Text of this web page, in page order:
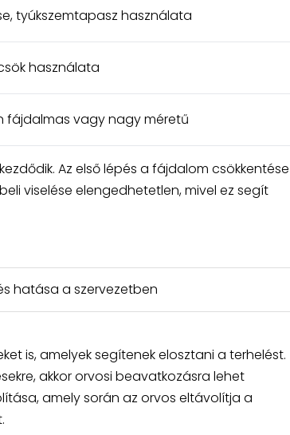
tyúkszemtapasz használata
használata
fájdalmas vagy nagy méretű
Az első lépés a fájdalom csökkentése
viselése elengedhetetlen, mivel ez segít
hatása a szervezetben
is, amelyek segítenek elosztani a terhelést.
akkor orvosi beavatkozásra lehet
amely során az orvos eltávolítja a